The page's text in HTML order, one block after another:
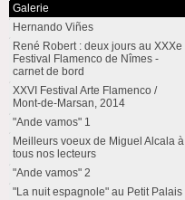
Galerie
Hernando Viñes
René Robert : deux jours au XXXe
Festival Flamenco de Nîmes -
carnet de bord
XXVI Festival Arte Flamenco /
Mont-de-Marsan, 2014
"Ande vamos" 1
Meilleurs voeux de Miguel Alcala à
tous nos lecteurs
"Ande vamos" 2
"La nuit espagnole" au Petit Palais